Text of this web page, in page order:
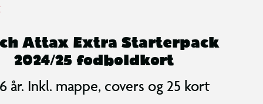
Attax Extra Starterpack
2024/25 fodboldkort
år. Inkl. mappe, covers og 25 kort